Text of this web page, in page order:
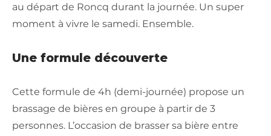
au départ de Roncq durant la journée. Un super
moment à vivre le samedi. Ensemble.
Une formule découverte
Cette formule de 4h (demi-journée) propose un
brassage de bières en groupe à partir de 3
personnes. L’occasion de brasser sa bière entre